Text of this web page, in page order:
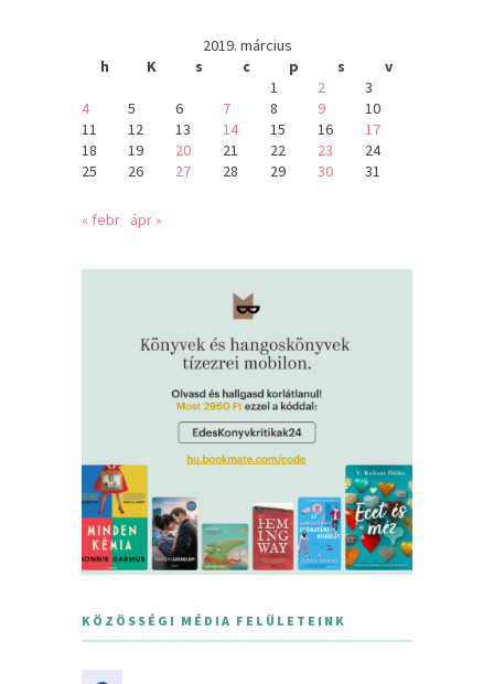
2019. március
h
K s c p s
v
1
2
3
4
5 6 7 8 9
10
11
12 13 14 15 16
17
18
19 20 21 22 23
24
25
26 27 28 29 30 31
« febr ápr »
KÖZÖSSÉGI MÉDIA FELÜLETEINK